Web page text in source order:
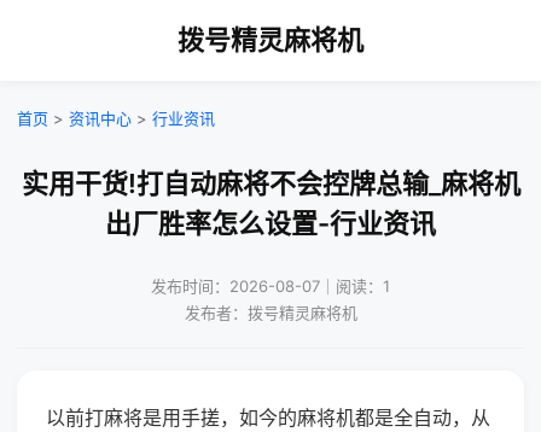
拨号精灵麻将机
首页 > 资讯中心 > 行业资讯
实用干货!打自动麻将不会控牌总输_麻将机
出厂胜率怎么设置-行业资讯
发布时间：2026-08-07｜阅读：1
发布者：拨号精灵麻将机
以前打麻将是用手搓，如今的麻将机都是全自动，从